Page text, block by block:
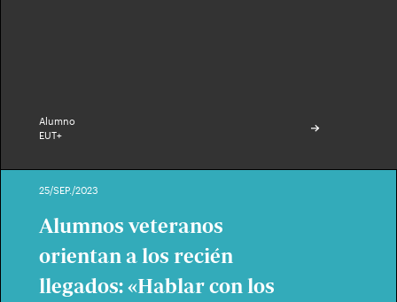
Alumno
EUT+
25/SEP./2023
Alumnos veteranos
orientan a los recién
llegados: «Hablar con los